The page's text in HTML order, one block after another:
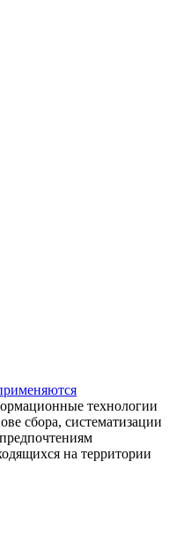
технологии
сбора, систематизации
на территории